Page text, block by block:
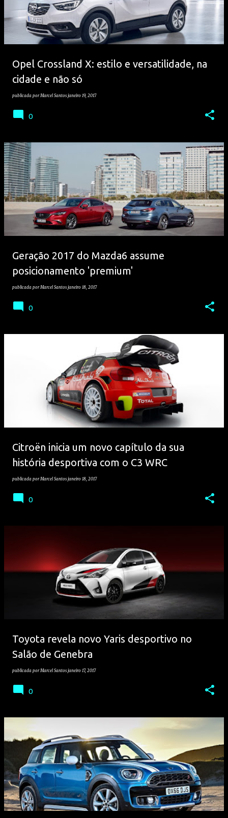
Opel Crossland X: estilo e versatilidade, na
cidade e não só
publicada porMarcel Santos janeiro 19, 2017
0
Geração 2017 do Mazda6 assume
posicionamento 'premium'
publicada porMarcel Santos janeiro 18, 2017
0
Citroën inicia um novo capítulo da sua
história desportiva com o C3 WRC
publicada porMarcel Santos janeiro 18, 2017
0
Toyota revela novo Yaris desportivo no
Salão de Genebra
publicada porMarcel Santos janeiro 17, 2017
0